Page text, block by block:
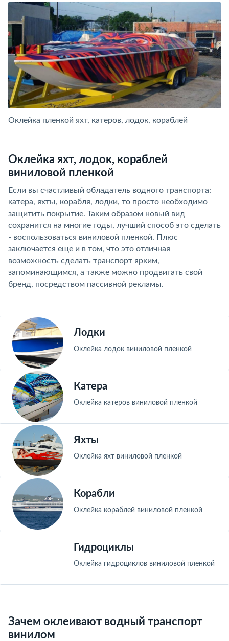
Оклейка пленкой яхт, катеров, лодок, кораблей
Оклейка яхт, лодок, кораблей
виниловой пленкой
Если вы счастливый обладатель водного транспорта:
катера, яхты, корабля, лодки, то просто необходимо
защитить покрытие. Таким образом новый вид
сохранится на многие годы, лучший способ это сделать
- воспользоваться виниловой пленкой. Плюс
заключается еще и в том, что это отличная
возможность сделать транспорт ярким,
запоминающимся, а также можно продвигать свой
бренд, посредством пассивной рекламы.
Лодки
Оклейка лодок виниловой пленкой
Катера
Оклейка катеров виниловой пленкой
Яхты
Оклейка яхт виниловой пленкой
Корабли
Оклейка кораблей виниловой пленкой
Гидроциклы
Оклейка гидроциклов виниловой пленкой
Зачем оклеивают водный транспорт
винилом